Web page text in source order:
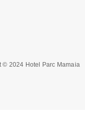
© 2024 Hotel Parc Mamaia